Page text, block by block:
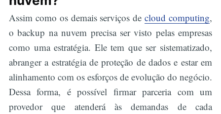
Assim como os demais serviços decloud computing,
o backup na nuvem precisa ser visto pelas empresas
como uma estratégia. Ele tem que ser sistematizado,
abranger a estratégia de proteção de dados e estar em
alinhamento com os esforços de evolução do negócio.
Dessa forma, é possível firmar parceria com um
provedor que atenderá às demandas de cada